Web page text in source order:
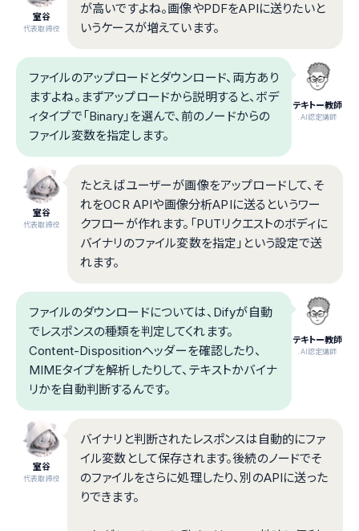
室谷
代表取締役
が高いですよね。画像やPDFをAPIに送りたいと
いうケースが増えています。
テキトー教師
.AI認定講師
ファイルのアップロードとダウンロード、両方あり
ますよね。まずアップロードから説明すると、ボデ
ィタイプで「Binary」を選んで、前のノードからの
ファイル変数を指定します。
室谷
代表取締役
たとえばユーザーが画像をアップロードして、そ
れをOCR APIや画像分析APIに送るというワー
クフローが作れます。「PUTリクエストのボディに
バイナリのファイル変数を指定」という設定で送
れます。
テキトー教師
.AI認定講師
ファイルのダウンロードについては、Difyが自動
でレスポンスの種類を判定してくれます。
Content-Dispositionヘッダーを確認したり、
MIMEタイプを解析したりして、テキストかバイナ
リかを自動判断するんです。
室谷
代表取締役
バイナリと判断されたレスポンスは自動的にファ
イル変数として保存されます。後続のノードでそ
のファイルをさらに処理したり、別のAPIに送った
りできます。